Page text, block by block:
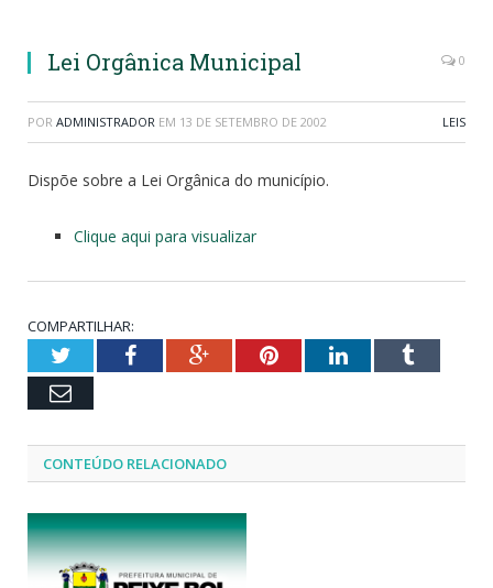
Lei Orgânica Municipal 0
POR ADMINISTRADOR EM 13 DE SETEMBRO DE 2002 LEIS
Dispõe sobre a Lei Orgânica do município.
Clique aqui para visualizar
COMPARTILHAR:
TwitterFacebookGoogle+PinterestLinkedInTumblr
Email
CONTEÚDO RELACIONADO